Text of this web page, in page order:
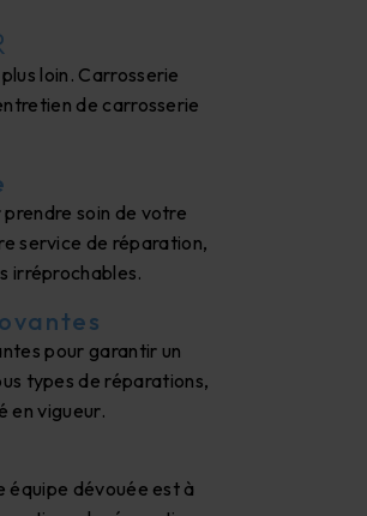
loin. Carrosserie
de carrosserie
soin de votre
service de réparation,
irréprochables.
pour garantir un
types de réparations,
en vigueur.
équipe dévouée est à